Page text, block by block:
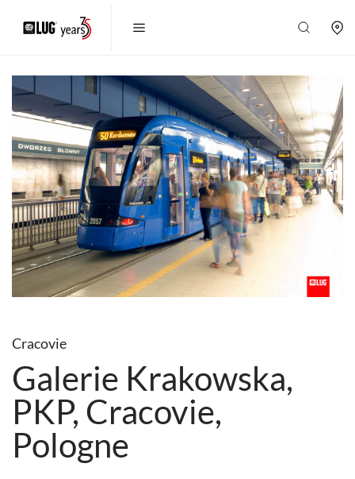
Cracovie
Galerie Krakowska,
PKP, Cracovie,
Pologne